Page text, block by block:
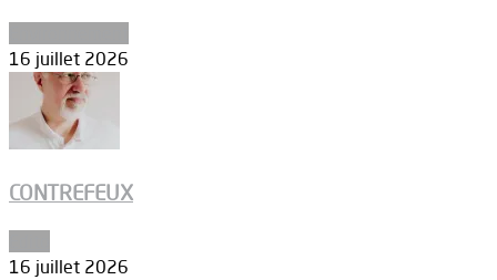
16 juillet 2026
CONTREFEUX
16 juillet 2026